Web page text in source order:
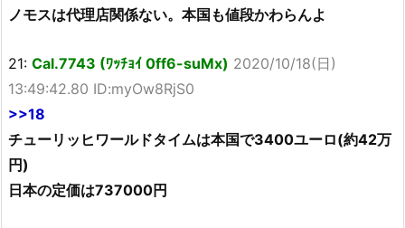
ノモスは代理店関係ない。本国も値段かわらんよ
21: Cal.7743 (ﾜｯﾁｮｲ 0ff6-suMx) 2020/10/18(日)
13:49:42.80 ID:myOw8RjS0
>>18
チューリッヒワールドタイムは本国で3400ユーロ(約42万
円)
日本の定価は737000円